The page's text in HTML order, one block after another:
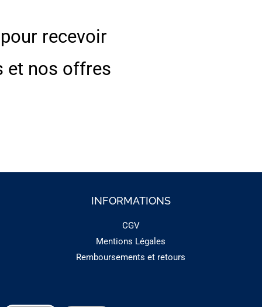
recevoir
et nos offres
INFORMATIONS
CGV
Mentions Légales
Remboursements et retours